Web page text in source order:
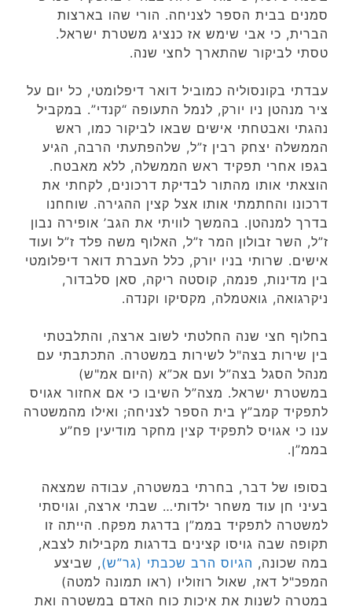
סמנים בבית הספר לצניחה. הורי שהו בארצות
הברית, כי אבי שימש אז כנציג משטרת ישראל.
טסתי לביקור שהתארך לחצי שנה.
עבדתי בקונסוליה כמוביל דואר דיפלומטי, כל יום על
ציר מנהטן ניו יורק, לנמל התעופה “קנדי”. במקביל
נהגתי ואבטחתי אישים שבאו לביקור כמו, ראש
הממשלה יצחק רבין ז”ל, שלהפתעתי הרבה, הגיע
בגפו אחרי תפקיד ראש הממשלה, ללא מאבטח.
הוצאתי אותו מהתור לבדיקת דרכונים, לקחתי את
דרכונו והחתמתי אותו אצל קצין ההגירה. שוחחנו
בדרך למנהטן. בהמשך לוויתי את הגב’ אופירה נבון
ז”ל, השר זבולון המר ז”ל, האלוף משה פלד ז”ל ועוד
אישים. שרותי בניו יורק, כלל העברת דואר דיפלומטי
בין מדינות, פנמה, קוסטה ריקה, סאן סלבדור,
ניקרגואה, גואטמלה, מקסיקו וקנדה.
בחלוף חצי שנה החלטתי לשוב ארצה, והתלבטתי
בין שירות בצה"ל לשירות במשטרה. התכתבתי עם
מנהל הסגל בצה”ל ועם אכ”א (היום אמ"ש)
במשטרת ישראל. מצה”ל השיבו כי אם אחזור אגויס
לתפקיד קמב”ץ בית הספר לצניחה; ואילו מהמשטרה
ענו כי אגויס לתפקיד קצין מחקר מודיעין פח”ע
בממ”ן.
בסופו של דבר, בחרתי במשטרה, עבודה שמצאה
בעיני חן עוד משחר ילדותי… שבתי ארצה, וגויסתי
למשטרה לתפקיד בממ”ן בדרגת מפקח. הייתה זו
תקופה שבה גויסו קצינים בדרגות מקבילות לצבא,
במה שכונה, הגיוס הרב שכבתי (גר”ש), שביצע
המפכ"ל דאז, שאול רוזוליו (ראו תמונה למטה)
במטרה לשנות את איכות כוח האדם במשטרה ואת